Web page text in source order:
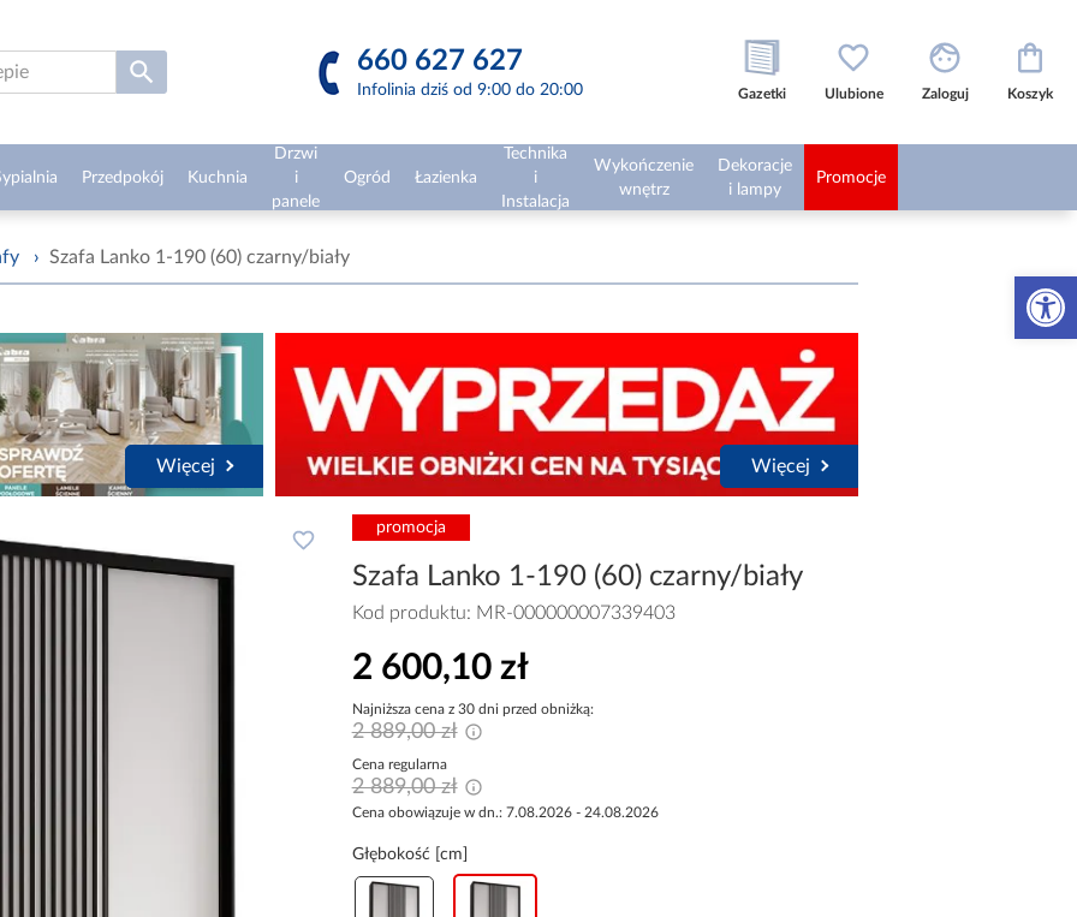
Otwórz
660 627 627
Infolinia dziś od 9:00 do 20:00 Gazetki Ulubione Zaloguj Koszyk
Przedpokój Kuchnia
Drzwi
i
panele
Ogród Łazienka
Technika
i
Instalacja
Wykończenie
wnętrz
Dekoracje
i lampy
Promocje
› Szafa Lanko 1-190 (60) czarny/biały
Więcej Więcej
promocja
Szafa Lanko 1-190 (60) czarny/biały
Kod produktu: MR-000000007339403
2 600,10 zł
Najniższa cena z 30 dni przed obniżką:
2 889,00 zł
Cena regularna
2 889,00 zł
Cena obowiązuje w dn.: 7.08.2026 - 24.08.2026
Głębokość [cm]